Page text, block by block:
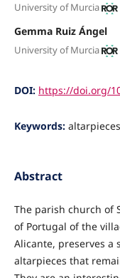
University of Murcia
Gemma Ruiz Ángel
University of Murcia
DOI: https://doi.org/
Keywords:
Abstract
The parish church of
of Portugal of the
Alicante, preserves a
altarpieces that